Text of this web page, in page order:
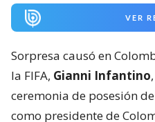
VER
Sorpresa causó en
la FIFA, Gianni Infantino
ceremonia de posesión
como presidente de